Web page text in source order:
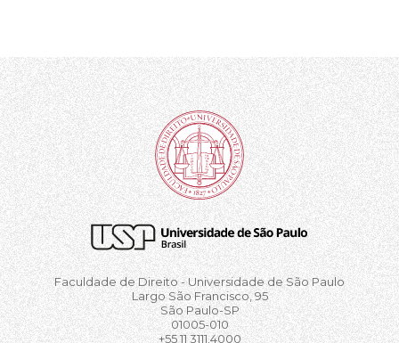
Faculdade de Direito - Universidade de São Paulo
Largo São Francisco, 95
São Paulo-SP
01005-010
+55 11 3111.4000